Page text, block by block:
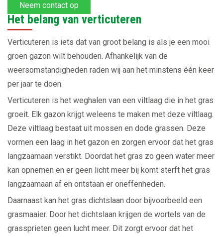
Neem contact op
Het belang van verticuteren
Verticuteren is iets dat van groot belang is als je een mooi
groen gazon wilt behouden. Afhankelijk van de
weersomstandigheden raden wij aan het minstens één keer
per jaar te doen.
Verticuteren is het weghalen van een viltlaag die in het gras
groeit. Elk gazon krijgt weleens te maken met deze viltlaag.
Deze viltlaag bestaat uit mossen en dode grassen. Deze
vormen een laag in het gazon en zorgen ervoor dat het gras
langzaamaan verstikt. Doordat het gras zo geen water meer
kan opnemen en er geen licht meer bij komt sterft het gras
langzaamaan af en ontstaan er oneffenheden.
Daarnaast kan het gras dichtslaan door bijvoorbeeld een
grasmaaier. Door het dichtslaan krijgen de wortels van de
grassprieten geen lucht meer. Dit zorgt ervoor dat het